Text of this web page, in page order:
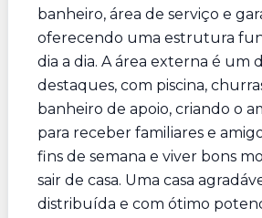
banheiro, área de serviço e
oferecendo uma estrutura
dia a dia. A área externa é um
destaques, com piscina,
banheiro de apoio, criando o
para receber familiares e
fins de semana e viver bons
sair de casa. Uma casa
distribuída e com ótimo